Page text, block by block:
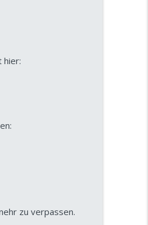
hier:
zu verpassen.